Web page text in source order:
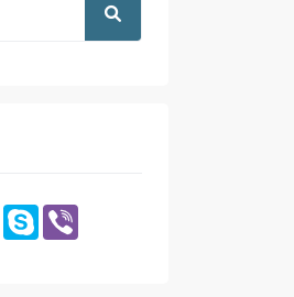
Message
Skype